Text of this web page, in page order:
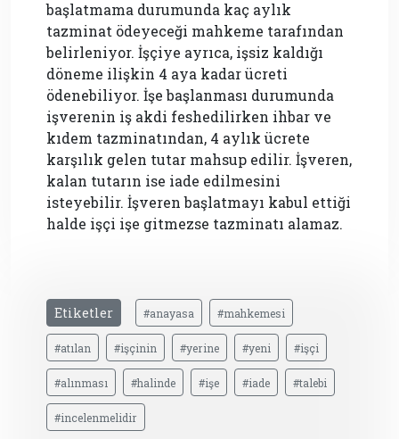
başlatmama durumunda kaç aylık
tazminat ödeyeceği mahkeme tarafından
belirleniyor. İşçiye ayrıca, işsiz kaldığı
döneme ilişkin 4 aya kadar ücreti
ödenebiliyor. İşe başlanması durumunda
işverenin iş akdi feshedilirken ihbar ve
kıdem tazminatından, 4 aylık ücrete
karşılık gelen tutar mahsup edilir. İşveren,
kalan tutarın ise iade edilmesini
isteyebilir. İşveren başlatmayı kabul ettiği
halde işçi işe gitmezse tazminatı alamaz.
Etiketler #anayasa #mahkemesi
#atılan #işçinin #yerine #yeni #işçi
#alınması #halinde #işe #iade #talebi
#incelenmelidir